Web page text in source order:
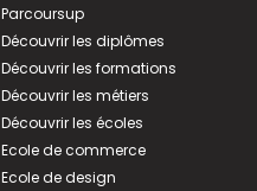
Parcoursup
Découvrir les diplômes
Découvrir les formations
Découvrir les métiers
Découvrir les écoles
Ecole de commerce
Ecole de design